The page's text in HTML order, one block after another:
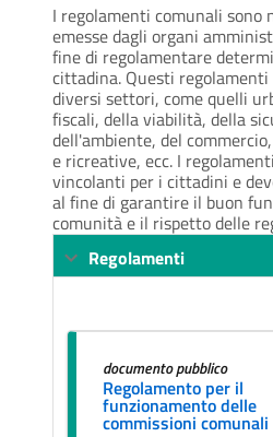
I regolamenti comunali sono
emesse dagli organi
fine di regolamentare
cittadina. Questi
diversi settori, come quelli
fiscali, della viabilità, della
dell'ambiente, del
e ricreative, ecc. I
vincolanti per i cittadini e
al fine di garantire il buon
comunità e il rispetto delle
Regolamenti
documento pubblico
Regolamento per il
funzionamento delle
commissioni comunali